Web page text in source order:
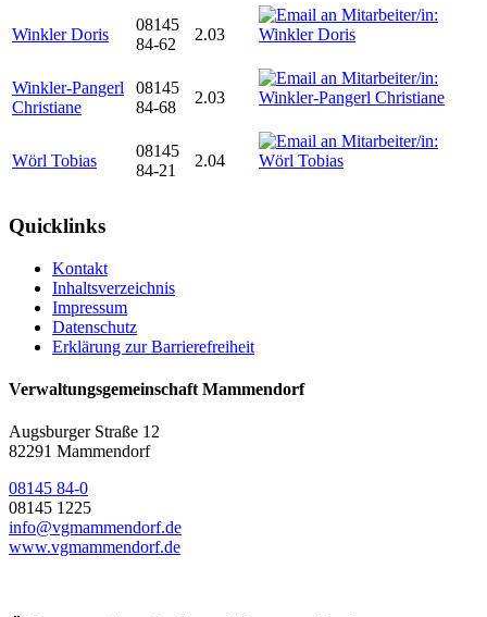
Winkler Doris
08145
84-62
2.03
Winkler-Pangerl
Christiane
08145
84-68
2.03
Wörl Tobias
08145
84-21
2.04
Quicklinks
Kontakt
Inhaltsverzeichnis
Impressum
Datenschutz
Erklärung zur Barrierefreiheit
Verwaltungsgemeinschaft Mammendorf
Augsburger Straße 12
82291 Mammendorf
08145 84-0
08145 1225
info@vgmammendorf.de
www.vgmammendorf.de